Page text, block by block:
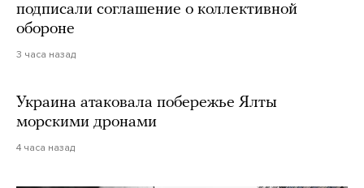
подписали соглашение о коллективной
обороне
3 часа назад
Украина атаковала побережье Ялты
морскими дронами
4 часа назад